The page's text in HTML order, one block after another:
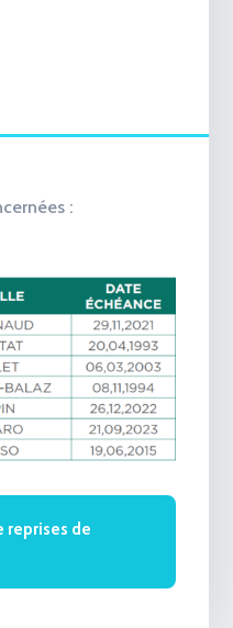
:
reprises de